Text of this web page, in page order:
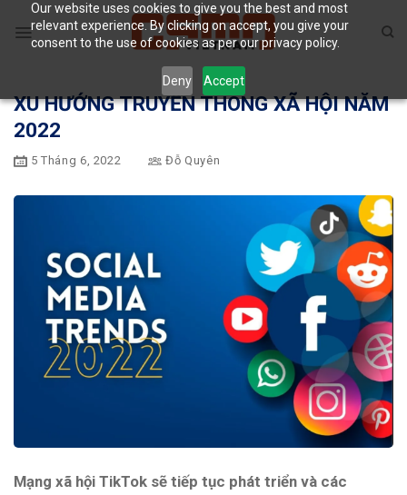
Our website uses cookies to give you the best and most
relevant experience. By clicking on accept, you give your
consent to the use of cookies as per our privacy policy.
Deny Accept
XU HƯỚNG TRUYỀN THÔNG XÃ HỘI NĂM
2022
5 Tháng 6, 2022 Đỗ Quyên
Mạng xã hội TikTok sẽ tiếp tục phát triển và các